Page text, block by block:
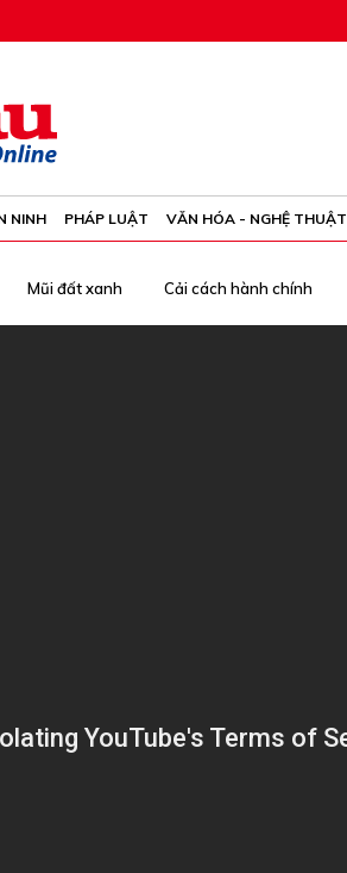
NINH PHÁP LUẬT VĂN HÓA - NGHỆ THUẬT
Mũi đất xanh Cải cách hành chính